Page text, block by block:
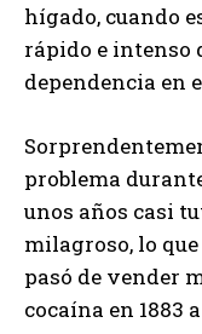
hígado, cuando
rápido e intenso
dependencia en
problema
unos años casi
milagroso, lo
pasó de vender
cocaína en 1883